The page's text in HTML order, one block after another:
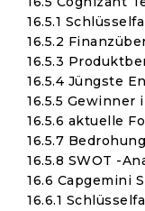
16.5.1
16.5.2
16.5.3
16.5.4 Jüngste
16.5.5 Gewinner
16.5.6 aktuelle
16.5.7
16.5.8 SWOT -
16.6 Capgemini
16.6.1